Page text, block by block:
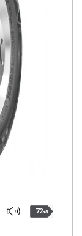
72dB